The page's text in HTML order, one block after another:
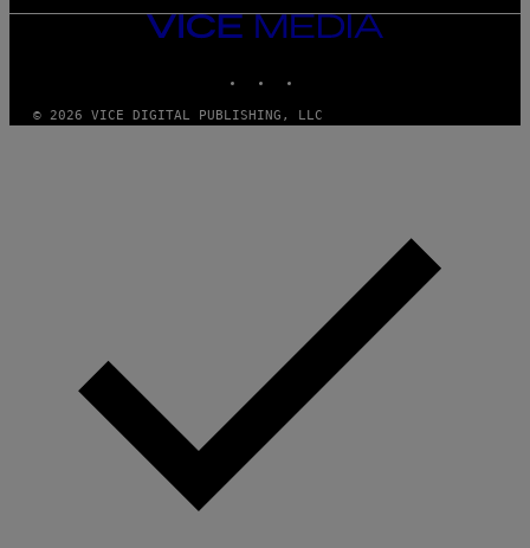
VICE
© 2026 VICE DIGITAL PUBLISHING, LLC